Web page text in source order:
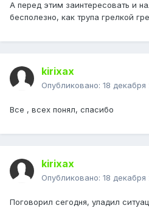
А перед этим заинтересовать и
бесполезно, как трупа грелкой
kirixax
Опубликовано: 18 декабря
Все , всех понял, спасибо
kirixax
Опубликовано: 18 декабря
Поговорил сегодня, уладил